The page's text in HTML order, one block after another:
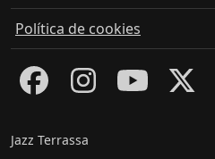
Política de cookies
Jazz Terrassa